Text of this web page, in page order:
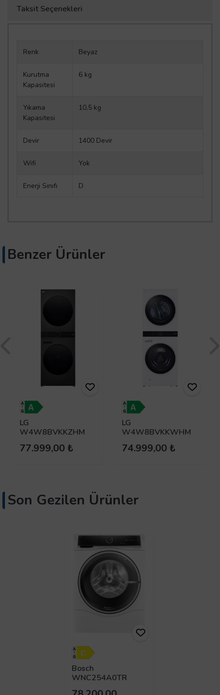
Taksit Seçenekleri
Renk Beyaz
Kurutma
Kapasitesi
6 kg
Yıkama
Kapasitesi
10,5 kg
Devir 1400 Devir
Wifi Yok
Enerji Sınıfı D
Benzer Ürünler
LG
W4W8BVKKZHM
Devir 12 kg / 10 kg
77.999,00 ₺
LG
W4W8BVKKWHM
Devir 12 / 10
74.999,00 ₺
Son Gezilen Ürünler
Bosch
WNC254A0TR